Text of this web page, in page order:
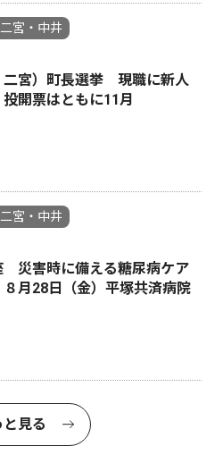
宮・中井
二宮）町長選挙 現職に新人
開票はともに11月
宮・中井
災害時に備える糖尿病ケア
月28日（金）平塚共済病院
と見る